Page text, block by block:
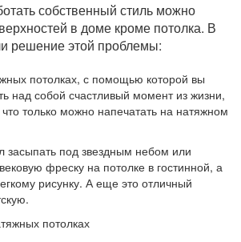
собственный стиль можно
в доме кроме потолка. В
решение этой проблемы:
потолках, с помощью которой вы
над собой счастливый момент из жизни,
только можно напечатать на натяжном
засыпать под звездным небом или
фреску на потолке в гостинной, а
рисунку. А еще это отличный